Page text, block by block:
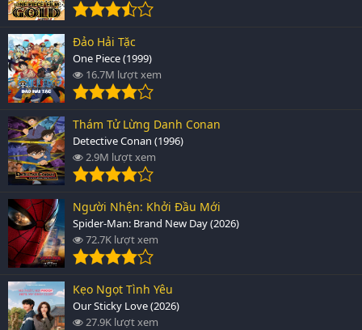
Đảo Hải Tặc
One Piece (1999)
16.7M lượt xem
Thám Tử Lừng Danh Conan
Detective Conan (1996)
2.9M lượt xem
Người Nhện: Khởi Đầu Mới
Spider-Man: Brand New Day (2026)
72.7K lượt xem
Kẹo Ngọt Tình Yêu
Our Sticky Love (2026)
27.9K lượt xem